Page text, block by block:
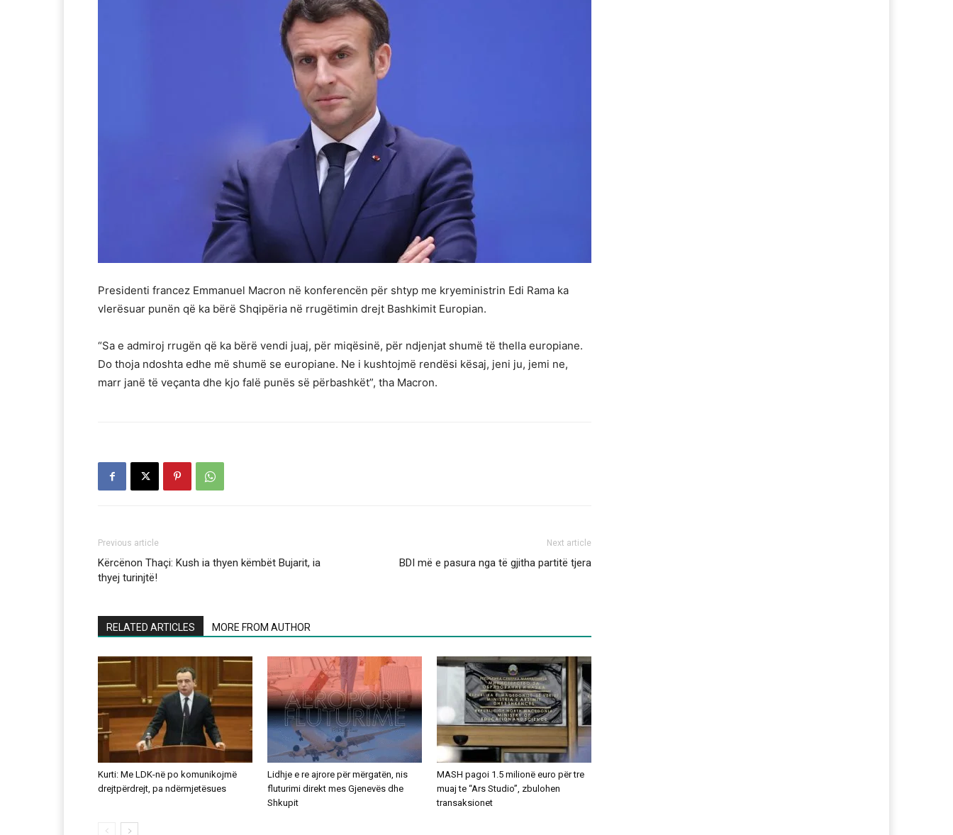
Presidenti francez Emmanuel Macron në konferencën për shtyp me kryeministrin Edi Rama ka
vlerësuar punën që ka bërë Shqipëria në rrugëtimin drejt Bashkimit Europian.
“Sa e admiroj rrugën që ka bërë vendi juaj, për miqësinë, për ndjenjat shumë të thella europiane.
Do thoja ndoshta edhe më shumë se europiane. Ne i kushtojmë rendësi kësaj, jeni ju, jemi ne,
marr janë të veçanta dhe kjo falë punës së përbashkët”, tha Macron.
Previous article
Kërcënon Thaçi: Kush ia thyen këmbët Bujarit, ia
thyej turinjtë!
Next article
BDI më e pasura nga të gjitha partitë tjera
RELATED ARTICLES MORE FROM AUTHOR
Kurti: Me LDK-në po komunikojmë
drejtpërdrejt, pa ndërmjetësues
Lidhje e re ajrore për mërgatën, nis
fluturimi direkt mes Gjenevës dhe
Shkupit
MASH pagoi 1.5 milionë euro për tre
muaj te “Ars Studio”, zbulohen
transaksionet